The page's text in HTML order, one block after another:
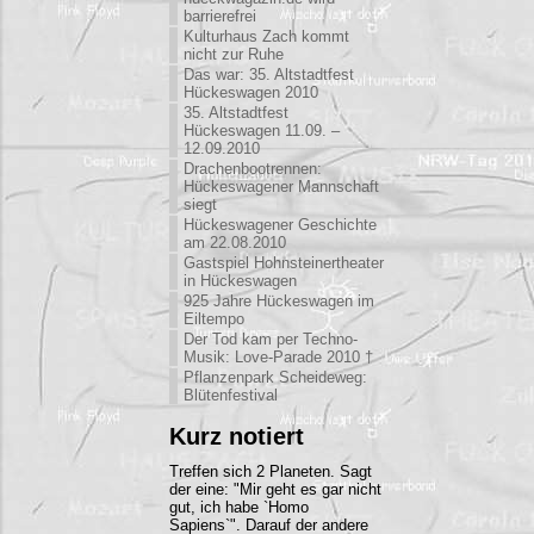
barrierefrei
Kulturhaus Zach kommt
nicht zur Ruhe
Das war: 35. Altstadtfest
Hückeswagen 2010
35. Altstadtfest
Hückeswagen 11.09. –
12.09.2010
Drachenbootrennen:
Hückeswagener Mannschaft
siegt
Hückeswagener Geschichte
am 22.08.2010
Gastspiel Hohnsteinertheater
in Hückeswagen
925 Jahre Hückeswagen im
Eiltempo
Der Tod kam per Techno-
Musik: Love-Parade 2010 †
Pflanzenpark Scheideweg:
Blütenfestival
Kurz notiert
Treffen sich 2 Planeten. Sagt
der eine: "Mir geht es gar nicht
gut, ich habe `Homo
Sapiens`". Darauf der andere